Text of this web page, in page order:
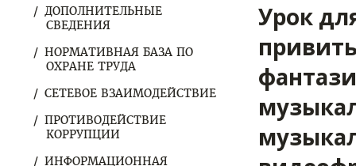
ДОПОЛНИТЕЛЬНЫЕ
СВЕДЕНИЯ
НОРМАТИВНАЯ БАЗА ПО
ОХРАНЕ ТРУДА
СЕТЕВОЕ ВЗАИМОДЕЙСТВИЕ
ПРОТИВОДЕЙСТВИЕ
КОРРУПЦИИ
ИНФОРМАЦИОННАЯ
Урок